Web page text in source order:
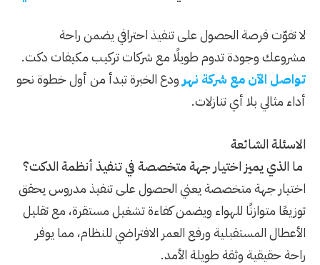
لا تفوّت فرصة الحصول على تنفيذ احترافي يضمن راحة
مشروعك وجودة تدوم طويلًا مع شركات تركيب مكيفات دكت.
تواصل الآن مع شركة نهر ودع الخبرة تبدأ من أول خطوة نحو
أداء مثالي بلا أي تنازلات.
الاسئلة الشائعة
ما الذي يميز اختيار جهة متخصصة في تنفيذ أنظمة الدكت؟
اختيار جهة متخصصة يعني الحصول على تنفيذ مدروس يحقق
توزيعًا متوازنًا للهواء ويضمن كفاءة تشغيل مستقرة، مع تقليل
الأعطال المستقبلية ورفع العمر الافتراضي للنظام، مما يوفر
راحة حقيقية وثقة طويلة الأمد.